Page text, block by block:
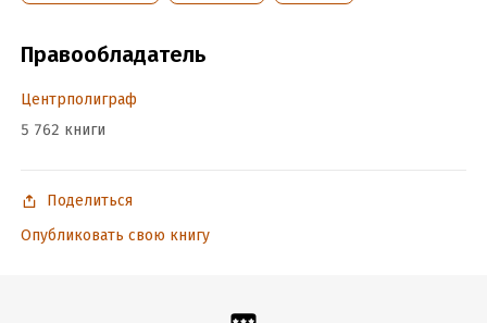
Правообладатель
Центрполиграф
5 762 книги
Поделиться
Опубликовать свою книгу